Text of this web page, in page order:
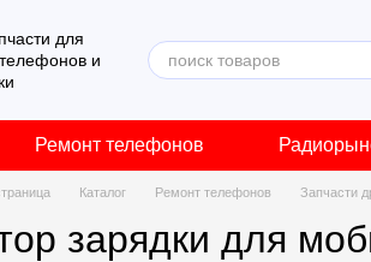
Ремонт телефонов
Каталог Ремонт телефонов Запчасти
зарядки для